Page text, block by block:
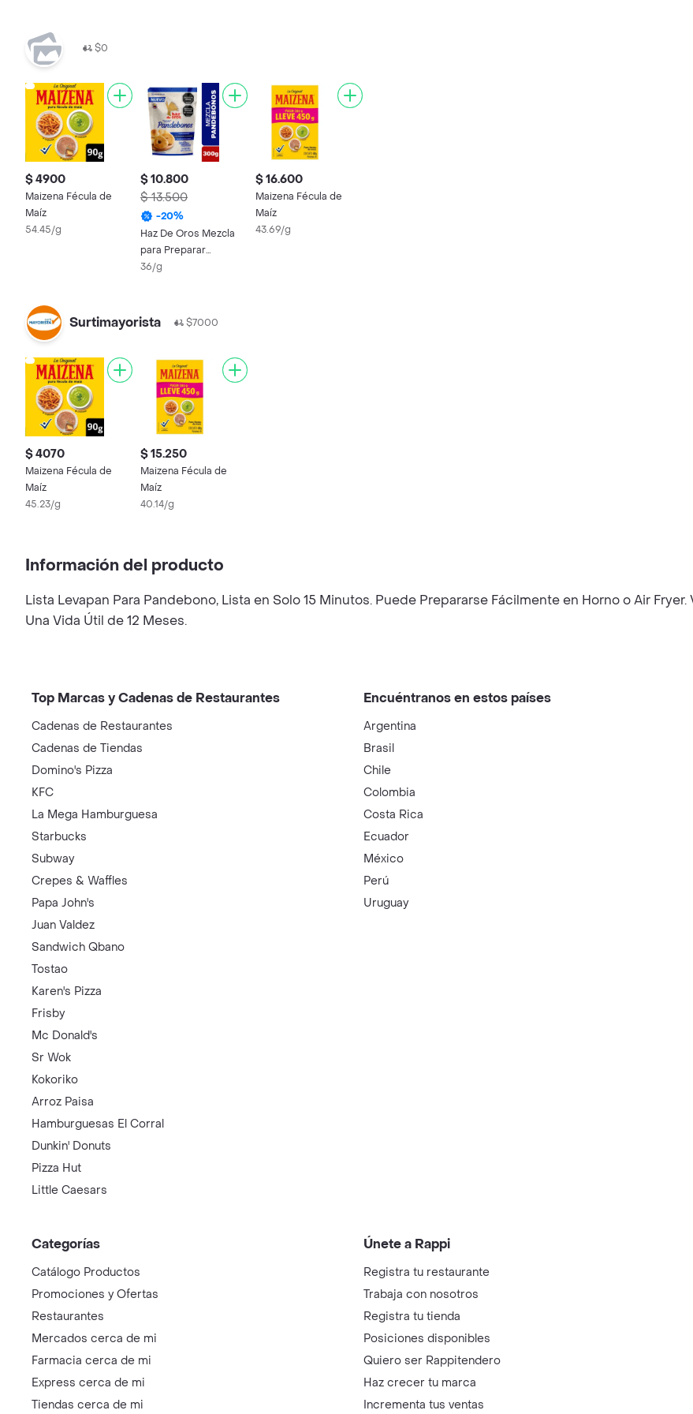
$0
$ 4900
Maizena Fécula de
Maíz
54.45/g
$ 10.800
$ 13.500
-20%
Haz De Oros Mezcla
para Preparar
Pandebono
36/g
$ 16.600
Maizena Fécula de
Maíz
43.69/g
Surtimayorista $7000
$ 4070
Maizena Fécula de
Maíz
45.23/g
$ 15.250
Maizena Fécula de
Maíz
40.14/g
Información del producto
Lista Levapan Para Pandebono, Lista en Solo 15 Minutos. Puede Prepararse Fácilmente en Horno o Air
Una Vida Útil de 12 Meses.
Top Marcas y Cadenas de Restaurantes
Cadenas de Restaurantes
Cadenas de Tiendas
Domino's Pizza
KFC
La Mega Hamburguesa
Starbucks
Subway
Crepes & Waffles
Papa John's
Juan Valdez
Sandwich Qbano
Tostao
Karen's Pizza
Frisby
Mc Donald's
Sr Wok
Kokoriko
Arroz Paisa
Hamburguesas El Corral
Dunkin' Donuts
Pizza Hut
Little Caesars
Encuéntranos en estos países
Argentina
Brasil
Chile
Colombia
Costa Rica
Ecuador
México
Perú
Uruguay
Categorías
Catálogo Productos
Promociones y Ofertas
Restaurantes
Mercados cerca de mi
Farmacia cerca de mi
Express cerca de mi
Tiendas cerca de mi
Únete a Rappi
Registra tu restaurante
Trabaja con nosotros
Registra tu tienda
Posiciones disponibles
Quiero ser Rappitendero
Haz crecer tu marca
Incrementa tus ventas